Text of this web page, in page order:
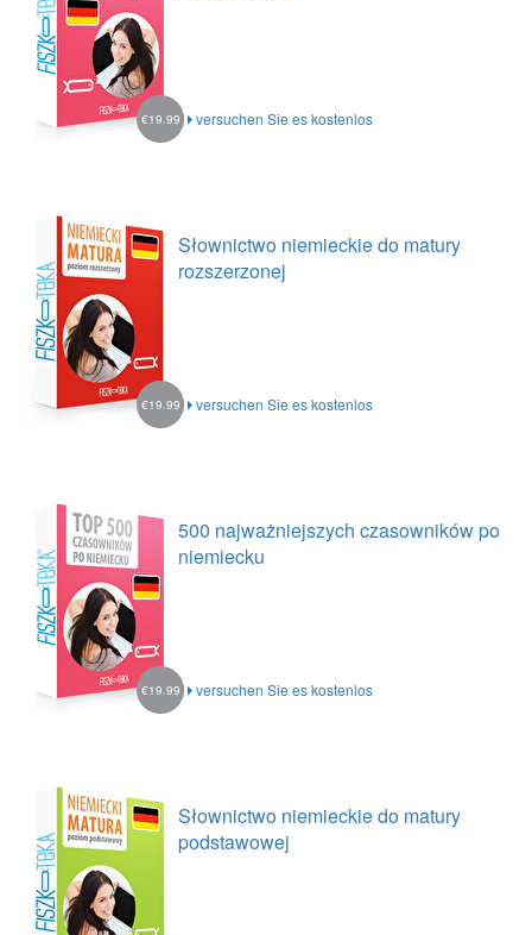
versuchen Sie es kostenlos
€19.99
Słownictwo niemieckie do matury
rozszerzonej
versuchen Sie es kostenlos
€19.99
500 najważniejszych czasowników po
niemiecku
versuchen Sie es kostenlos
€19.99
Słownictwo niemieckie do matury
podstawowej